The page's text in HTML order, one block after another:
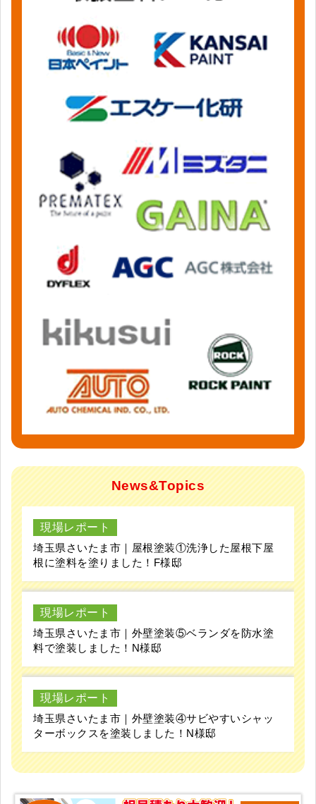
News&Topics
現場レポート
埼玉県さいたま市｜屋根塗装①洗浄した屋根下屋
根に塗料を塗りました！F様邸
現場レポート
埼玉県さいたま市｜外壁塗装⑤ベランダを防水塗
料で塗装しました！N様邸
現場レポート
埼玉県さいたま市｜外壁塗装④サビやすいシャッ
ターボックスを塗装しました！N様邸